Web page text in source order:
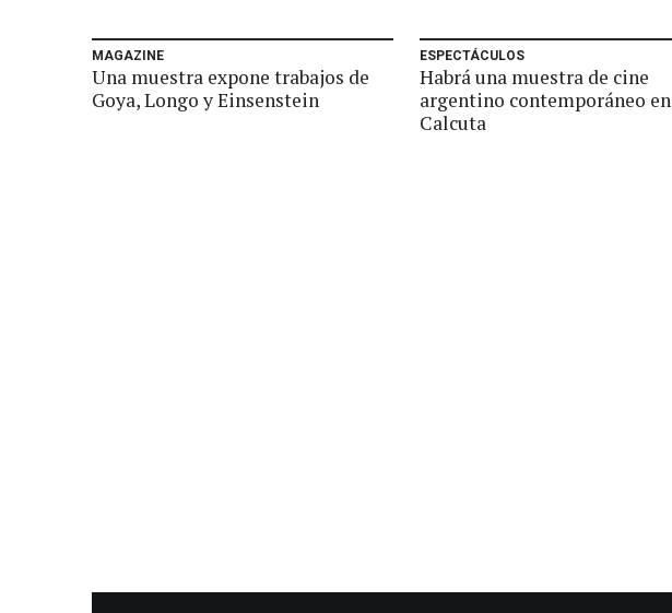
MAGAZINE
Una muestra expone trabajos de
Goya, Longo y Einsenstein
ESPECTÁCULOS
Habrá una muestra de cine
argentino contemporáneo en
Calcuta